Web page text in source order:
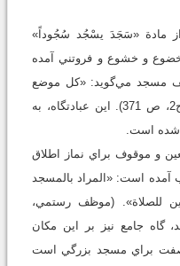
مادة «سَجَدَ يسْجُد سُجُوداً»
و خشوع و فروتني آمده
مسجد مي‌گويد: «کل موضع
يتعبد فيه فهو مسجد» (تاج العروس، ج2، ص 371). اين عبادتگاه، به
شده است.
و موقوف براي نماز اطلاق
آمده است: «المراد بالمسجد
للصلاة».‌ (موظف رستمي،
مسجد، گاه جامع نيز بر اين مکان
صفت براي مسجد بزرگي است